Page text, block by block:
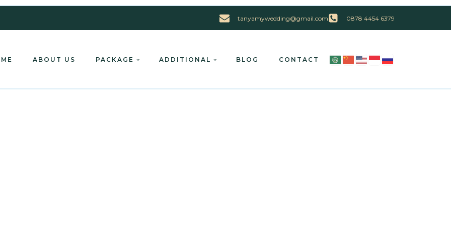
tanyamywedding@gmail.com 0878 4454 6379
ABOUT US PACKAGE ADDITIONAL BLOG CONTACT